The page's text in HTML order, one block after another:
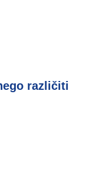
različiti